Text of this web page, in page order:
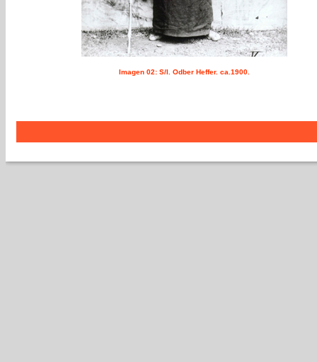
Imagen 02: S/I. Odber Heffer. ca.1900.